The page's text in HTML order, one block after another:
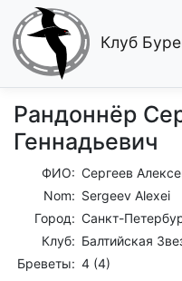
Клуб
Рандоннёр
Геннадьевич
ФИО: Сергеев
Nom: Sergeev Alexei
Город: Санкт-
Клуб: Балтийская
Бреветы: 4 (4)